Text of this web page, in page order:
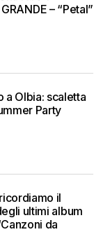
– “Petal”
a Olbia: scaletta
Party
il
ultimi album
da